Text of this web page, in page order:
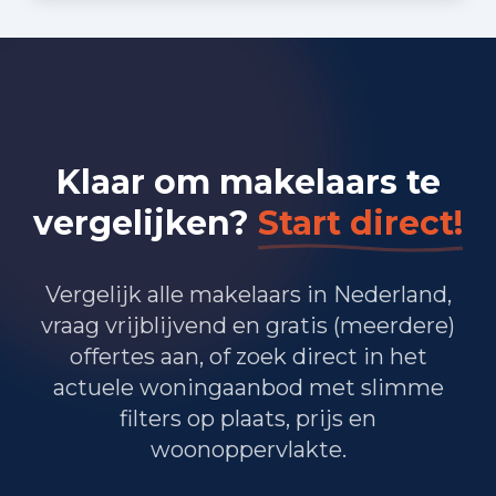
50
75
Overheid, onderwijs en zorg 45
Landbouw, bosbouw en visserij 30
Vervoer, informatie en communicatie
Financiele diensten en onroerendgoed
Klaar om makelaars te
vergelijken? Start direct!
Vergelijk alle makelaars in Nederland,
vraag vrijblijvend en gratis (meerdere)
offertes aan, of zoek direct in het
actuele woningaanbod met slimme
filters op plaats, prijs en
woonoppervlakte.